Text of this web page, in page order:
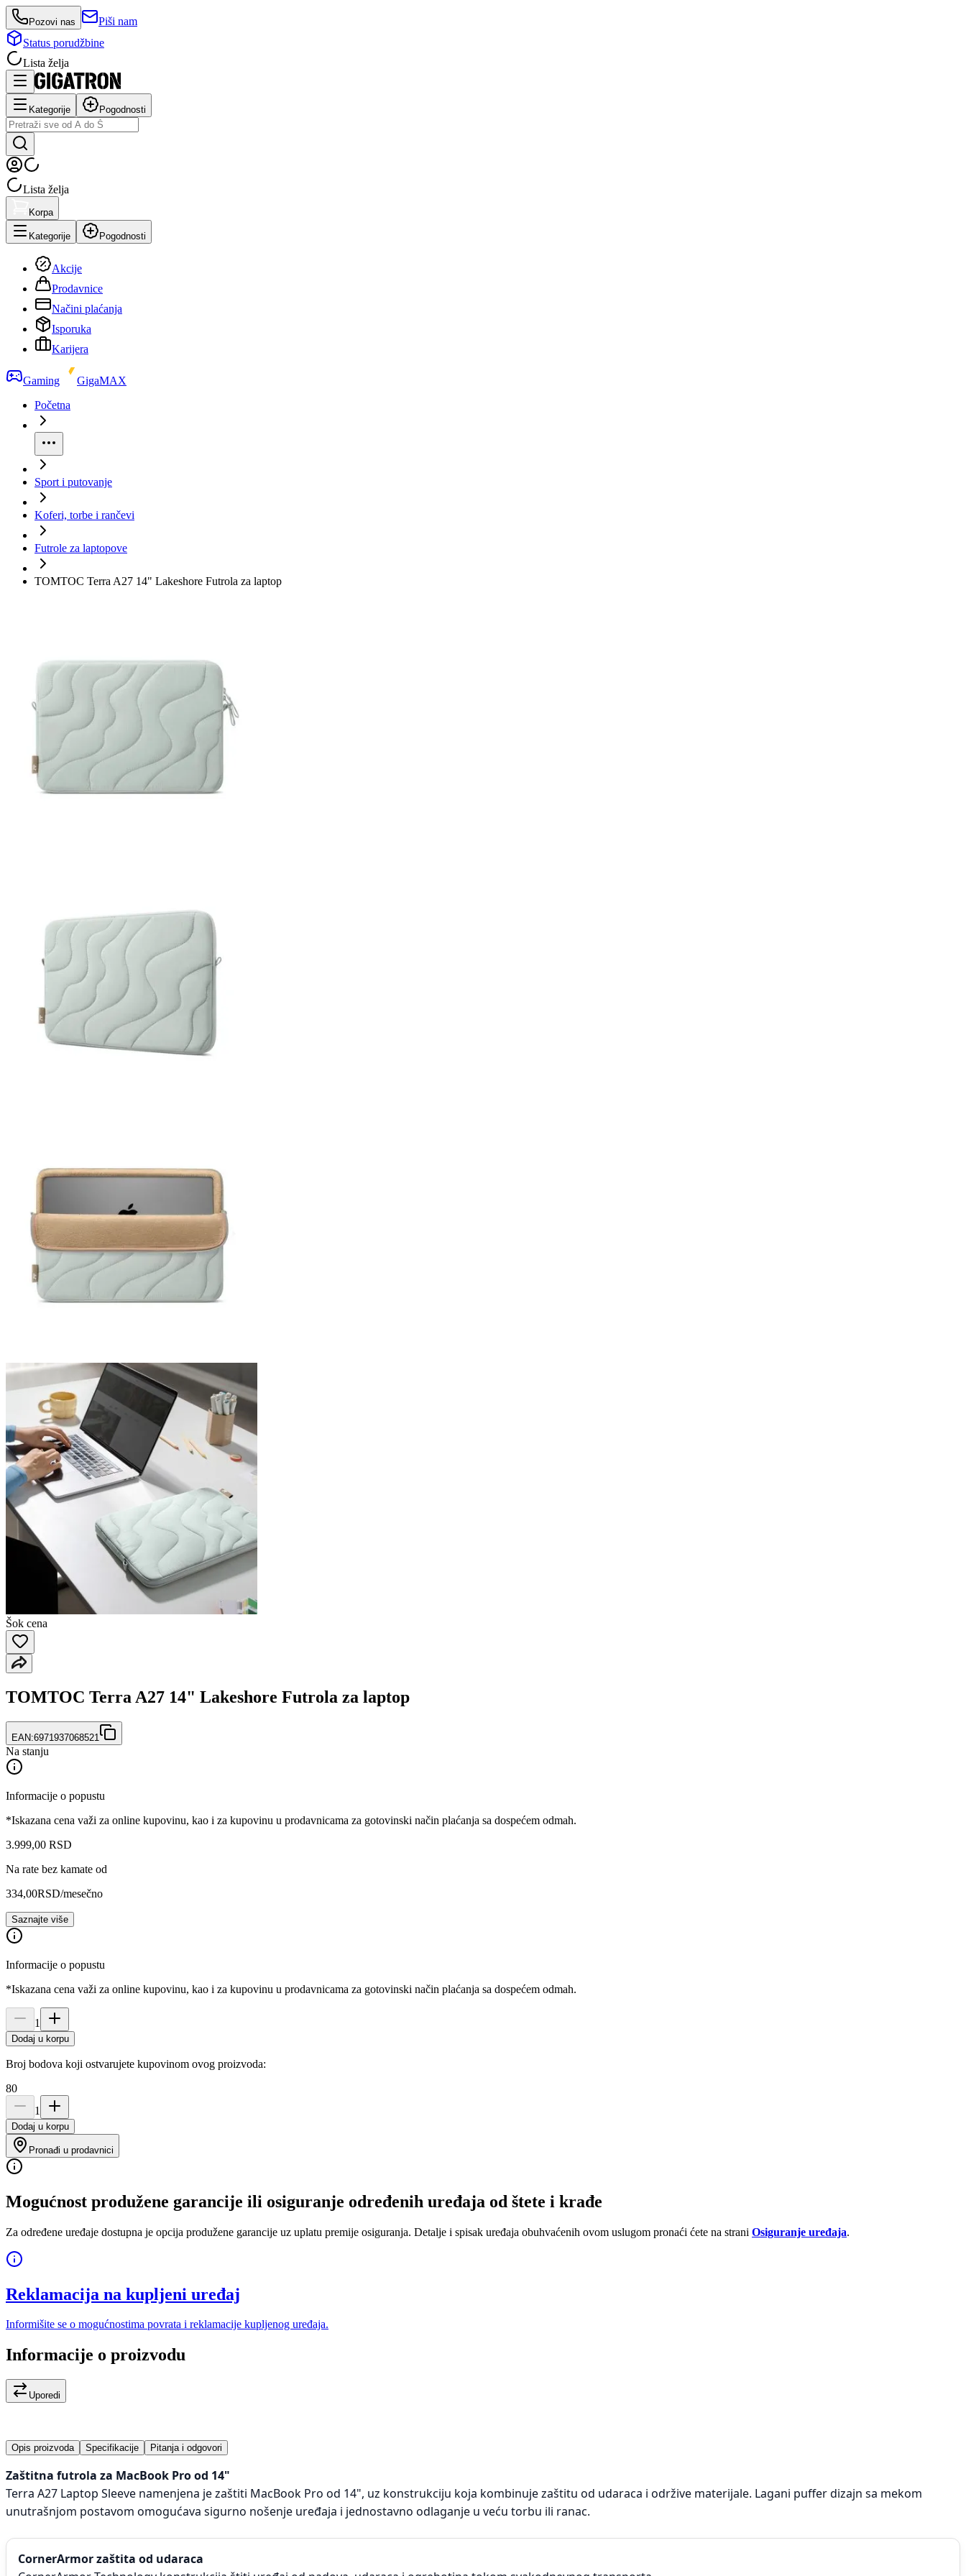
Pozovi nas
Piši nam
Status porudžbine
Lista želja
Kategorije Pogodnosti
Lista želja
Korpa
Kategorije Pogodnosti
Akcije
Prodavnice
Načini plaćanja
Isporuka
Karijera
Gaming
GigaMAX
Početna
Sport i putovanje
Koferi, torbe i rančevi
Futrole za laptopove
TOMTOC Terra A27 14" Lakeshore Futrola za laptop
Šok cena
TOMTOC Terra A27 14" Lakeshore Futrola za laptop
EAN:6971937068521
Na stanju
Informacije o popustu
*Iskazana cena važi za online kupovinu, kao i za kupovinu u prodavnicama za gotovinski način plaćanja sa dospećem odmah.
3.999,00 RSD
Na rate bez kamate od
334,00RSD/mesečno
Saznajte više
Informacije o popustu
*Iskazana cena važi za online kupovinu, kao i za kupovinu u prodavnicama za gotovinski način plaćanja sa dospećem odmah.
1
Dodaj u korpu
Broj bodova koji ostvarujete kupovinom ovog proizvoda:
80
1
Dodaj u korpu
Pronađi u prodavnici
Mogućnost produžene garancije ili osiguranje određenih uređaja od štete i krađe
Za određene uređaje dostupna je opcija produžene garancije uz uplatu premije osiguranja. Detalje i spisak uređaja obuhvaćenih ovom uslugom pronaći ćete na strani Osiguranje uređaja.
Reklamacija na kupljeni uređaj
Informišite se o mogućnostima povrata i reklamacije kupljenog uređaja.
Informacije o proizvodu
Uporedi
Opis proizvoda Specifikacije Pitanja i odgovori
Zaštitna futrola za MacBook Pro od 14"
Terra A27 Laptop Sleeve namenjena je zaštiti MacBook Pro od 14", uz konstrukciju koja kombinuje zaštitu od udaraca i održive materijale. Lagani puffer dizajn sa mekom
unutrašnjom postavom omogućava sigurno nošenje uređaja i jednostavno odlaganje u veću torbu ili ranac.
CornerArmor zaštita od udaraca